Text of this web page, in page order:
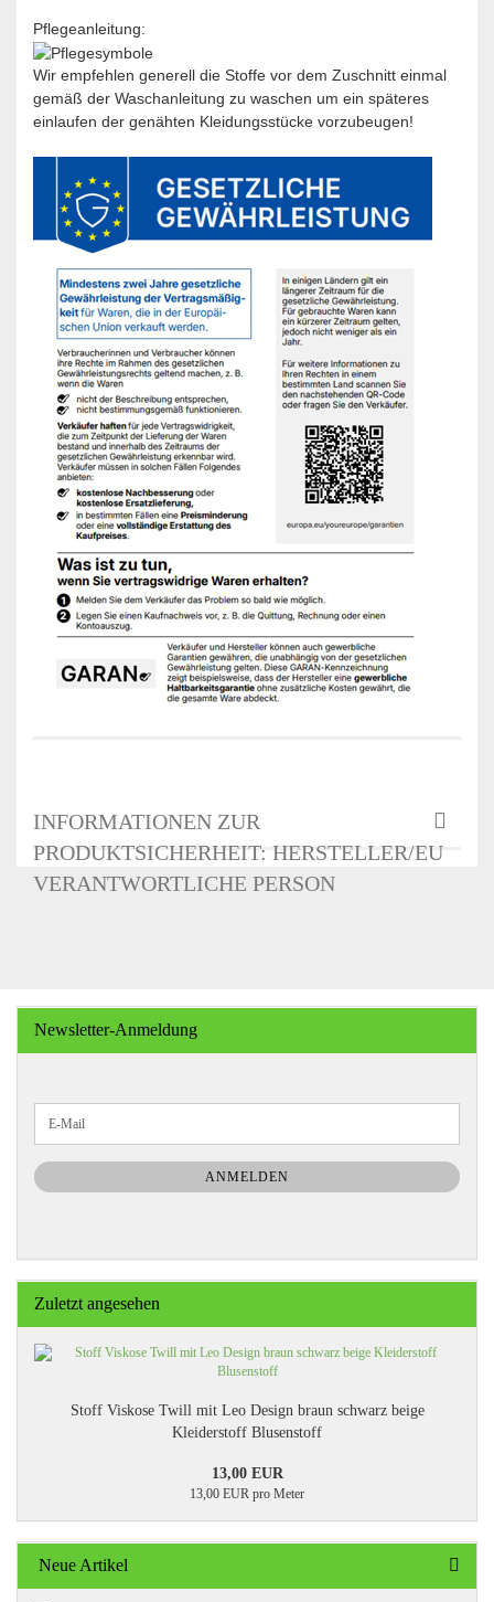
Pflegeanleitung:
Wir empfehlen generell die Stoffe vor dem Zuschnitt einmal
gemäß der Waschanleitung zu waschen um ein späteres
einlaufen der genähten Kleidungsstücke vorzubeugen!
INFORMATIONEN ZUR
PRODUKTSICHERHEIT: HERSTELLER/EU
VERANTWORTLICHE PERSON
Newsletter-Anmeldung
ZUR
NEWSLETTER-
ANMELDUNG
E-
Mail
ANMELDEN
Zuletzt angesehen
Stoff Viskose Twill mit Leo Design braun schwarz beige
Kleiderstoff Blusenstoff
13,00 EUR
13,00 EUR pro Meter
Neue Artikel